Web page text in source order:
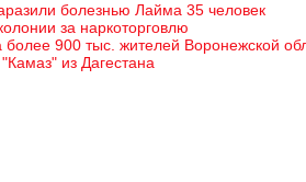
болезнью Лайма 35 человек
за наркоторговлю
900 тыс. жителей Воронежской
из Дагестана